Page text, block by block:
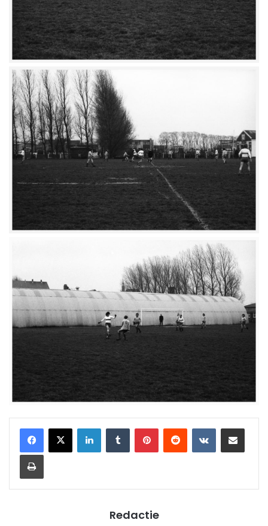
LinkedInTumblr PinterestReddit VKontakteShare via Email
Print
Redactie